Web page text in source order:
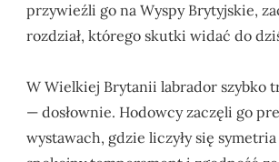
przywieźli go na Wyspy Brytyjskie,
rozdział, którego skutki widać do
W Wielkiej Brytanii labrador szybko
— dosłownie. Hodowcy zaczęli go
wystawach, gdzie liczyły się